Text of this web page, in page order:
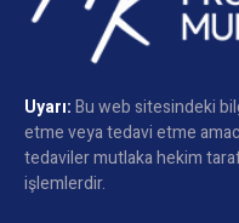
Uyarı:Bu web sitesindeki
etme veya tedavi etme
tedaviler mutlaka hekim
işlemlerdir.